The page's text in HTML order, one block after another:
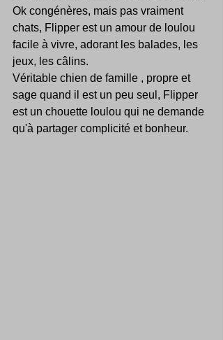
Ok congénères, mais pas vraiment
chats, Flipper est un amour de loulou
facile à vivre, adorant les balades, les
jeux, les câlins.
Véritable chien de famille , propre et
sage quand il est un peu seul, Flipper
est un chouette loulou qui ne demande
qu'à partager complicité et bonheur.